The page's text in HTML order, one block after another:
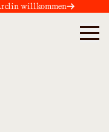
willkommen